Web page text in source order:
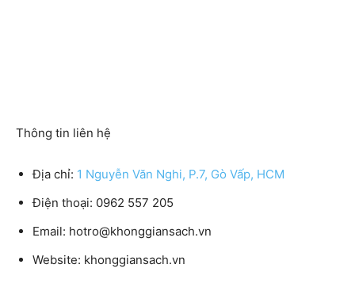
Thông tin liên hệ
Địa chỉ: 1 Nguyễn Văn Nghi, P.7, Gò Vấp, HCM
Điện thoại: 0962 557 205
Email: hotro@khonggiansach.vn
Website: khonggiansach.vn